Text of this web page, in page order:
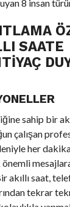
8 insan
SAATE
sahip bir
çalışan
her
akıllı saat,
tekrar